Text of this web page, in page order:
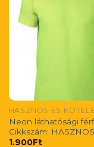
Neon láthatósági
Cikkszám:
1.900Ft